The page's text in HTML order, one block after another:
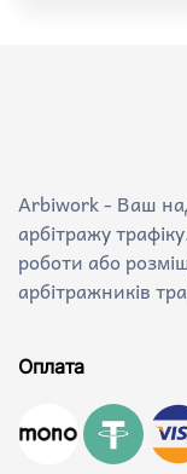
Arbiwork - Ваш
арбітражу
роботи або
арбітражників
Оплата